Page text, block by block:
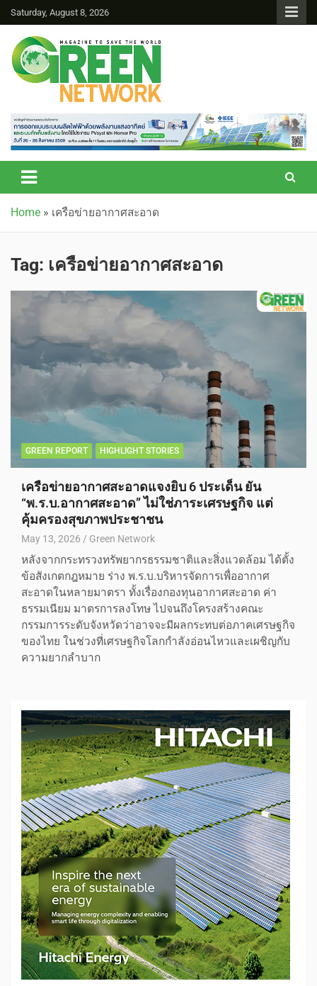
Saturday, August 8, 2026
Green Network
Home » เครือข่ายอากาศสะอาด
Tag: เครือข่ายอากาศสะอาด
GREEN REPORT HIGHLIGHT STORIES
เครือข่ายอากาศสะอาดแจงยิบ 6 ประเด็น ยัน
“พ.ร.บ.อากาศสะอาด” ไม่ใช่ภาระเศรษฐกิจ แต่
คุ้มครองสุขภาพประชาชน
May 13, 2026 Green Network
หลังจากกระทรวงทรัพยากรธรรมชาติและสิ่งแวดล้อม ได้ตั้ง
ข้อสังเกตกฎหมาย ร่าง พ.ร.บ.บริหารจัดการเพื่ออากาศ
สะอาดในหลายมาตรา ทั้งเรื่องกองทุนอากาศสะอาด ค่า
ธรรมเนียม มาตรการลงโทษ ไปจนถึงโครงสร้างคณะ
กรรมการระดับจังหวัดว่าอาจจะมีผลกระทบต่อภาคเศรษฐกิจ
ของไทย ในช่วงที่เศรษฐกิจโลกกำลังอ่อนไหวและเผชิญกับ
ความยากลำบาก